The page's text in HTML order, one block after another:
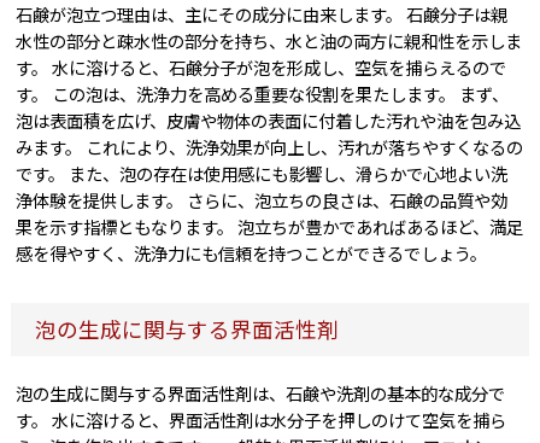
石鹸が泡立つ理由は、主にその成分に由来します。 石鹸分子は親
水性の部分と疎水性の部分を持ち、水と油の両方に親和性を示しま
す。 水に溶けると、石鹸分子が泡を形成し、空気を捕らえるので
す。 この泡は、洗浄力を高める重要な役割を果たします。 まず、
泡は表面積を広げ、皮膚や物体の表面に付着した汚れや油を包み込
みます。 これにより、洗浄効果が向上し、汚れが落ちやすくなるの
です。 また、泡の存在は使用感にも影響し、滑らかで心地よい洗
浄体験を提供します。 さらに、泡立ちの良さは、石鹸の品質や効
果を示す指標ともなります。 泡立ちが豊かであればあるほど、満足
感を得やすく、洗浄力にも信頼を持つことができるでしょう。
泡の生成に関与する界面活性剤
泡の生成に関与する界面活性剤は、石鹸や洗剤の基本的な成分で
す。 水に溶けると、界面活性剤は水分子を押しのけて空気を捕ら